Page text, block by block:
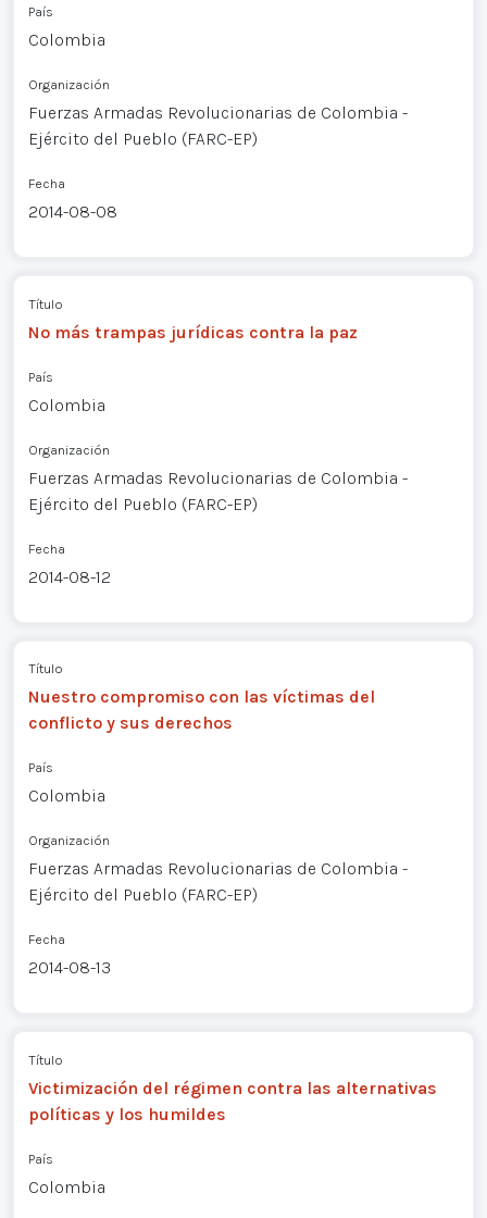
País
Colombia
Organización
Fuerzas Armadas Revolucionarias de Colombia -
Ejército del Pueblo (FARC-EP)
Fecha
2014-08-08
Título
No más trampas jurídicas contra la paz
País
Colombia
Organización
Fuerzas Armadas Revolucionarias de Colombia -
Ejército del Pueblo (FARC-EP)
Fecha
2014-08-12
Título
Nuestro compromiso con las víctimas del
conflicto y sus derechos
País
Colombia
Organización
Fuerzas Armadas Revolucionarias de Colombia -
Ejército del Pueblo (FARC-EP)
Fecha
2014-08-13
Título
Victimización del régimen contra las alternativas
políticas y los humildes
País
Colombia